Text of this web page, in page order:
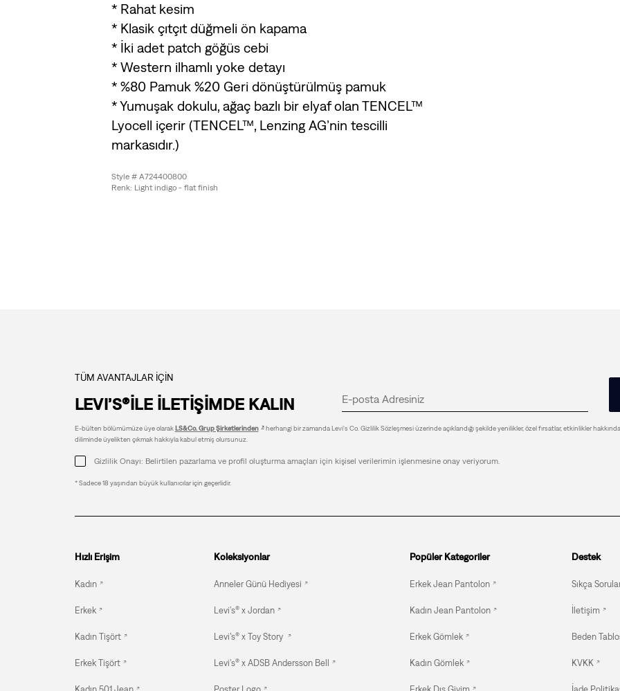
* Rahat kesim
* Klasik çıtçıt düğmeli ön kapama
* İki adet patch göğüs cebi
* Western ilhamlı yoke detayı
* %80 Pamuk %20 Geri dönüştürülmüş pamuk
* Yumuşak dokulu, ağaç bazlı bir elyaf olan TENCEL™
Lyocell içerir (TENCEL™, Lenzing AG’nin tescilli
markasıdır.)
Style # A724400800
Renk: Light indigo - flat finish
TÜM AVANTAJLAR İÇİN
LEVI’S®İLE İLETİŞİMDE KALIN
E-bülten bölümümüze üye olarakLS&Co. Grup Şirketlerinden
herhangi bir zamanda Levi's Co. Gizlilik Sözleşmesi üzerinde açıklandığı şekilde yenilikler, özel fırsatlar, etkinlikler
diliminde üyelikten çıkmak hakkıyla kabul etmiş olursunuz.
Gizlilik Onayı: Belirtilen pazarlama ve profil oluşturma amaçları için kişisel verilerimin işlenmesine onay veriyorum.
* Sadece 18 yaşından büyük kullanıcılar için geçerlidir.
Hızlı Erişim
Kadın
Erkek
Kadın Tişört
Erkek Tişört
Koleksiyonlar
Anneler Günü Hediyesi
Levi’s® x Jordan
Levi’s® x Toy Story
Levi’s® x ADSB Andersson Bell
Popüler Kategoriler
Erkek Jean Pantolon
Kadın Jean Pantolon
Erkek Gömlek
Kadın Gömlek
Destek
Sıkça
İletişim
Beden
KVKK